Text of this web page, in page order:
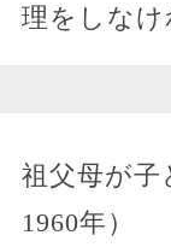
理をしなけ
祖父母が子
1960年）